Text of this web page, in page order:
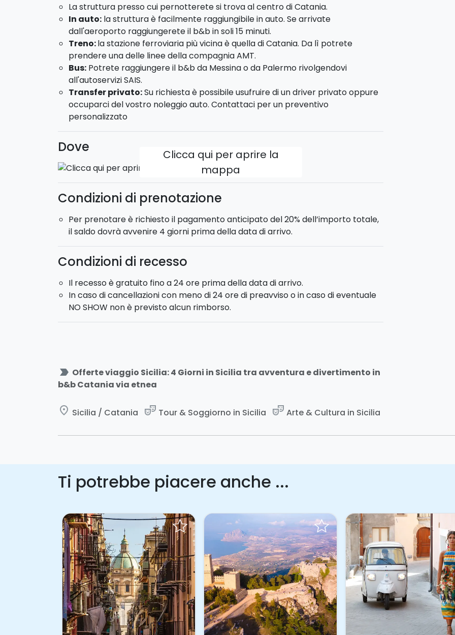
Giornata libera.
Ecco alcuni dei nostri suggerimenti su come trascorrere questo giorno di relax:
Tour ai crateri sommitali dell'Etna;
Tour in quad alla Valle dell'Alcantara;
Prima prova di immersione ad Acitrezza.
GIORNO 4
Check-out e fine servizi.
La struttura nella quale pernotterete è un b&b e si trova al centro di Catania. E'
prevista la sistemazione in camera doppia con prima colazione inclusa.
Check-out fino alle ore 11:00
Voglia dinoleggiare un autoin totale libertà?Contattacioppureprenotala
direttamente online !
La struttura presso cui pernotterete si trova al centro di Catania.
In auto:la struttura è facilmente raggiungibile in auto. Se arrivate
dall'aeroporto raggiungerete il b&b in soli 15 minuti.
Treno:la stazione ferroviaria più vicina è quella di Catania. Da lì potrete
prendere una delle linee della compagnia AMT.
Bus:Potrete raggiungere il b&b da Messina o da Palermo rivolgendovi
all'autoservizi SAIS.
Transfer privato:Su richiesta è possibile usufruire di un driver privato oppure
occuparci del vostro noleggio auto. Contattaci per un preventivo
personalizzato
Dove
Clicca qui per aprire la
mappa
Condizioni di prenotazione
Per prenotare è richiesto il pagamento anticipato del 20% dell’importo totale,
il saldo dovrà avvenire 4 giorni prima della data di arrivo.
Condizioni di recesso
Il recesso è gratuito fino a 24 ore prima della data di arrivo.
In caso di cancellazioni con meno di 24 ore di preavviso o in caso di eventuale
NO SHOW non è previsto alcun rimborso.
label_important Offerte viaggio Sicilia: 4 Giorni in Sicilia tra avventura e divertimento in
b&b Catania via etnea
place Sicilia / Catania theater_comedy Tour & Soggiorno in Sicilia theater_comedy Arte & Cultura in Sicilia
Ti potrebbe piacere anche ...